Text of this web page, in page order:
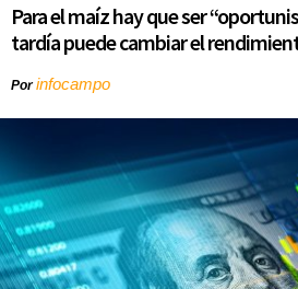
Para el maíz hay que ser
tardía puede cambiar el
Porinfocampo